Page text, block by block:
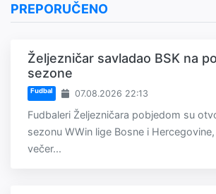
PREPORUČENO
Željezničar savladao BSK na
sezone
Fudbal 07.08.2026 22:13
Fudbaleri Željezničara pobjedom su
sezonu WWin lige Bosne i
večer...